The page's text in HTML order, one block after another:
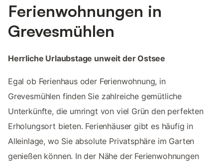
Ferienwohnungen in
Grevesmühlen
Herrliche Urlaubstage unweit der Ostsee
Egal ob Ferienhaus oder Ferienwohnung, in
Grevesmühlen finden Sie zahlreiche gemütliche
Unterkünfte, die umringt von viel Grün den perfekten
Erholungsort bieten. Ferienhäuser gibt es häufig in
Alleinlage, wo Sie absolute Privatsphäre im Garten
genießen können. In der Nähe der Ferienwohnungen